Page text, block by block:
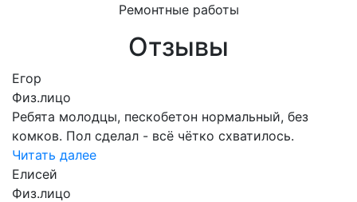
Ремонтные работы
Отзывы
Егор
Физ.лицо
Ребята молодцы, пескобетон нормальный, без
комков. Пол сделал - всё чётко схватилось.
Читать далее
Елисей
Физ.лицо